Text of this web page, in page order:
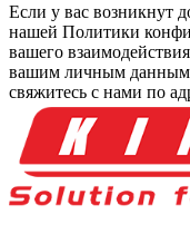
Если у вас возникнут
нашей Политики
вашего
вашим личным данным
свяжитесь с нами по